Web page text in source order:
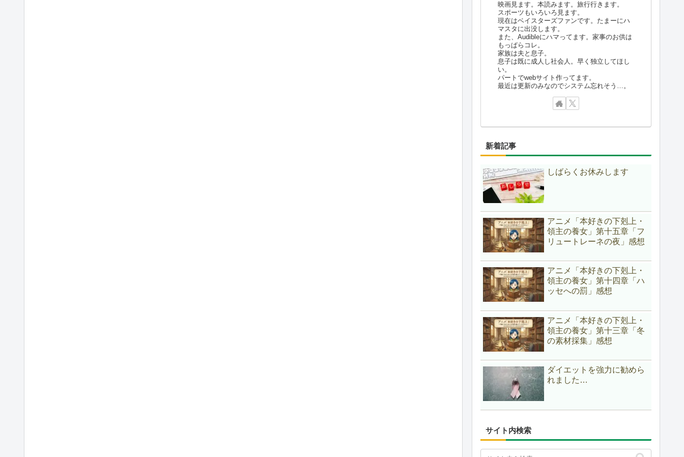
映画見ます。本読みます。旅行行きます。
スポーツもいろいろ見ます。
現在はベイスターズファンです。たまーにハ
マスタに出没します。
また、Audibleにハマってます。家事のお供は
もっぱらコレ。
家族は夫と息子。
息子は既に成人し社会人。早く独立してほし
い。
パートでwebサイト作ってます。
最近は更新のみなのでシステム忘れそう…。
新着記事
しばらくお休みします
アニメ「本好きの下剋上・
領主の養女」第十五章「フ
リュートレーネの夜」感想
アニメ「本好きの下剋上・
領主の養女」第十四章「ハ
ッセへの罰」感想
アニメ「本好きの下剋上・
領主の養女」第十三章「冬
の素材採集」感想
ダイエットを強力に勧めら
れました…
サイト内検索